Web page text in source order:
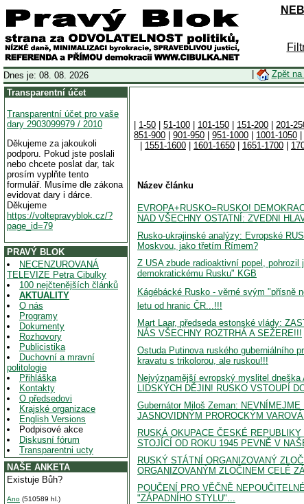
Dnes je: 08. 08. 2026 Zpět
Transparentní účet
Transparentní účet pro vaše
dary 2903099979 / 2010
Děkujeme za jakoukoli
podporu. Pokud jste poslali
nebo chcete poslat dar, tak
prosím vyplňte tento
formulář. Musíme dle zákona
evidovat dary i dárce.
Děkujeme
https://voltepravyblok.cz/?
page_id=79
PRAVÝ BLOK
NECENZUROVANÁ
TELEVIZE Petra Cibulky
100 nejčtenějších článků
AKTUALITY
O nás
Programy
Dokumenty
Rozhovory
Publicistika
Duchovní a mravní
politologie
Přihláška
Kontakty
O předsedovi
Krajské organizace
English Versions
Podpisové akce
Diskusní fórum
Transparentni ucty
NAŠE ANKETA
Existuje Bůh?
Ano (510589 hl.)
1-50 51-100 101-150 151-200 201-
851-900
901-950 951-1000 1001-1050
1551-1600 1601-1650 1651-1700
Název článku
EVROPA+RUSKO=RUSKO!
NAD VŠECHNY OSTATNÍ: ZVEDNI
Rusko-ukrajinské analýzy: Evropské
Moskvou, jako třetím Římem?
Z USA zbude radioaktivní popel,
demokratickému Rusku" KGB
Kágébácké Rusko - věrné svým "přísně
letu od hranic ČR...!!!
Mart Laar, předseda estonské vlády:
NÁS VŠECHNY ROZTRHÁ A SEŽERE!!!
Ostuda Putinova ruského guberniálního
kravatu s trikolorou, ale ruskou!!!
Nejvýznamější evropský myslitel
LIDSKÝCH DĚJIN! RUSKO VSTOUPÍ
Gubernátor Miloš Zeman:
JASNOVIDNÝM PROROCKÝM
RUSKÁ OKUPACE ČESKÉ
STOJÍCÍ OD ROKU 1945 PEVNĚ V
RUSKÝ STÁTNÍ ORGANIZOVANÝ
ORGANIZOVANÝM ZLOČINEM CELÉ
POUČENÍ PRO VĚČNĚ
"ZÁPADNÍHO STYLU"...